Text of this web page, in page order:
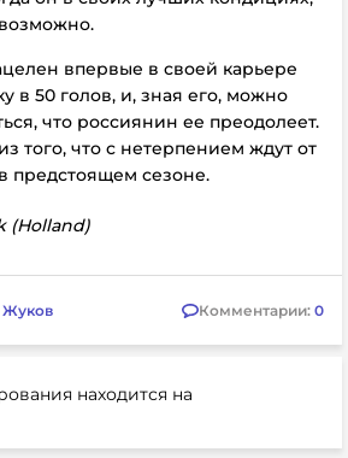
впервые в своей карьере
в 50 голов, и, зная его, можно
что россиянин ее преодолеет.
того, что с нетерпением ждут от
предстоящем сезоне.
(Holland)
Комментарии: 0
находится на